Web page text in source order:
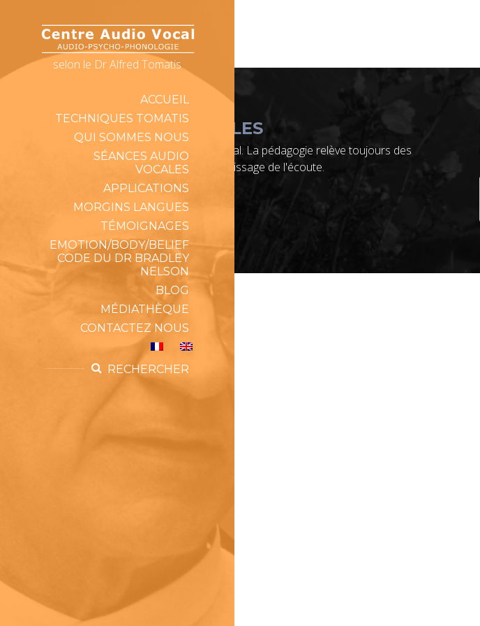
selon le Dr Alfred Tomatis
ACCUEIL
TECHNIQUES TOMATIS
QUI SOMMES NOUS
SÉANCES AUDIO
VOCALES
APPLICATIONS
MORGINS LANGUES
TÉMOIGNAGES
EMOTION/BODY/BELIEF
CODE DU DR BRADLEY
NELSON
BLOG
MÉDIATHÈQUE
CONTACTEZ NOUS
RECHERCHER
INFORMATIONS LÉGALES
Notre centre n'est pas un centre médical. La pédagogie relève toujours des
mécanismes et du processus d'apprentissage de l'écoute.
Copyright © Centre Audio-Vocal 2026